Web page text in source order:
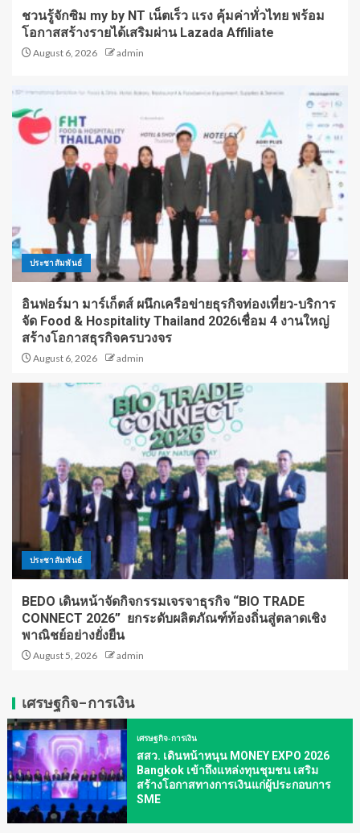
ชวนรู้จักซิม my by NT เน็ตเร็ว แรง คุ้มค่าทั่วไทย พร้อม
โอกาสสร้างรายได้เสริมผ่าน Lazada Affiliate
August 6, 2026 admin
ประชาสัมพันธ์
อินฟอร์มา มาร์เก็ตส์ ผนึกเครือข่ายธุรกิจท่องเที่ยว-บริการ
จัด Food & Hospitality Thailand 2026เชื่อม 4 งานใหญ่
สร้างโอกาสธุรกิจครบวงจร
August 6, 2026 admin
ประชาสัมพันธ์
BEDO เดินหน้าจัดกิจกรรมเจรจาธุรกิจ “BIO TRADE
CONNECT 2026” ยกระดับผลิตภัณฑ์ท้องถิ่นสู่ตลาดเชิง
พาณิชย์อย่างยั่งยืน
August 5, 2026 admin
เศรษฐกิจ-การเงิน
เศรษฐกิจ-การเงิน
สสว. เดินหน้าหนุน MONEY EXPO 2026
Bangkok เข้าถึงแหล่งทุนชุมชน เสริม
สร้างโอกาสทางการเงินแก่ผู้ประกอบการ
SME